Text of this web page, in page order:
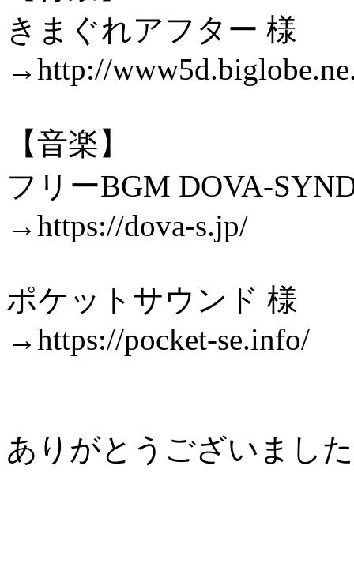
きまぐれアフター 様
→http://
【音楽】
フリーBGM DOVA-
→https://dova-s.jp/
ポケットサウンド 様
→https://pocket-se.info/
ありがとうございまし